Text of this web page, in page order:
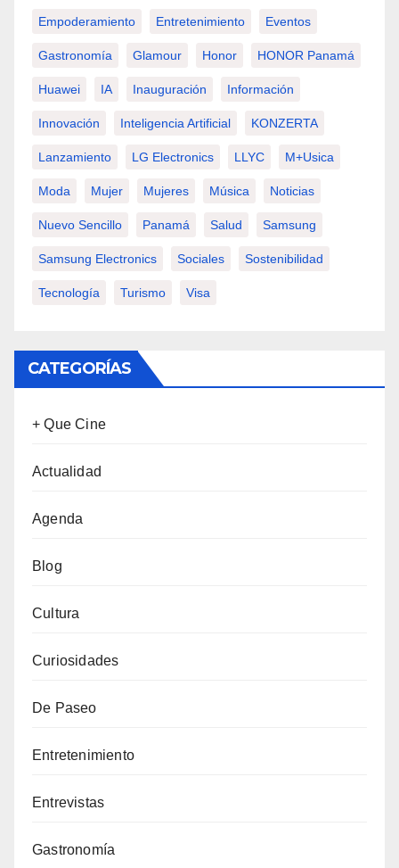
Empoderamiento Entretenimiento Eventos
Gastronomía Glamour Honor HONOR Panamá
Huawei IA Inauguración Información
Innovación Inteligencia Artificial KONZERTA
Lanzamiento LG Electronics LLYC M+usica
Moda Mujer Mujeres Música Noticias
Nuevo Sencillo Panamá Salud Samsung
Samsung Electronics Sociales Sostenibilidad
Tecnología Turismo Visa
CATEGORÍAS
+ Que Cine
Actualidad
Agenda
Blog
Cultura
Curiosidades
De Paseo
Entretenimiento
Entrevistas
Gastronomía